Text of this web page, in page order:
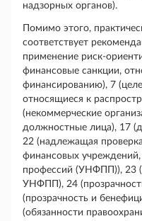
надзорных органов).
Помимо этого,
соответствует
применение риск-
финансовые санкции,
финансированию), 7
относящиеся к
(некоммерческие
должностные лица), 17
22 (надлежащая
финансовых
профессий (УНФПП)), 23
УНФПП), 24
(прозрачность и
(обязанности